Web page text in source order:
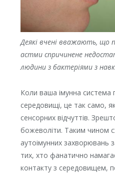
Деякі вчені вважають, що
астми спричинене
людини з бактеріями з
Коли ваша імунна
середовищі, це так само,
сенсорних відчуттів.
божеволіти. Таким чином
аутоімунних захворювань
тих, хто фанатично
контакту з середовищем,